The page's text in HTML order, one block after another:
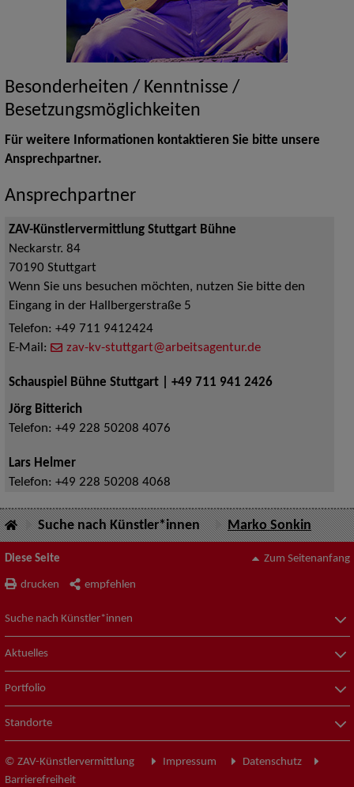
Besonderheiten / Kenntnisse /
Besetzungsmöglichkeiten
Für weitere Informationen kontaktieren Sie bitte unsere
Ansprechpartner.
Ansprechpartner
ZAV-Künstlervermittlung Stuttgart Bühne
Neckarstr. 84
70190 Stuttgart
Wenn Sie uns besuchen möchten, nutzen Sie bitte den
Eingang in der Hallbergerstraße 5
Telefon: +49 711 9412424
E-Mail:
zav-kv-stuttgart@arbeitsagentur.de
Schauspiel Bühne Stuttgart | +49 711 941 2426
Jörg Bitterich
Telefon: +49 228 50208 4076
Lars Helmer
Telefon: +49 228 50208 4068
Suche nach Künstler*innen Marko Sonkin
Diese Seite
drucken empfehlen
Zum Seitenanfang
Suche nach Künstler*innen
Aktuelles
Portfolio
Standorte
© ZAV-Künstlervermittlung Impressum
Datenschutz
Barrierefreiheit